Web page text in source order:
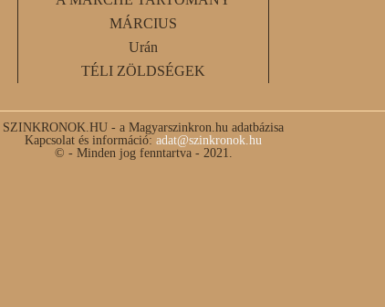
MÁRCIUS
Urán
TÉLI ZÖLDSÉGEK
SZINKRONOK.HU - a Magyarszinkron.hu adatbázisa
Kapcsolat és információ: adat@szinkronok.hu
© - Minden jog fenntartva - 2021.